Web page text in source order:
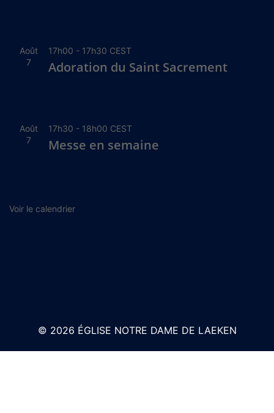
Août
7
17h00 - 17h30 CEST
Adoration du Saint Sacrement
Août
7
17h30 - 18h00 CEST
Messe en semaine
Voir le calendrier
© 2026 ÉGLISE NOTRE DAME DE LAEKEN